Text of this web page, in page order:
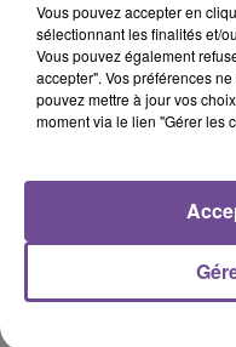
ALEX WARREN
Fever Dream
Cet élément est
dépôt de cookies
souhaitez l'afficher,
en cliquant
Vous pouvez accepter en
sélectionnant les finalités et/
Vous pouvez également
accepter". Vos préférences
pouvez mettre à jour vos
moment via le lien "Gérer les